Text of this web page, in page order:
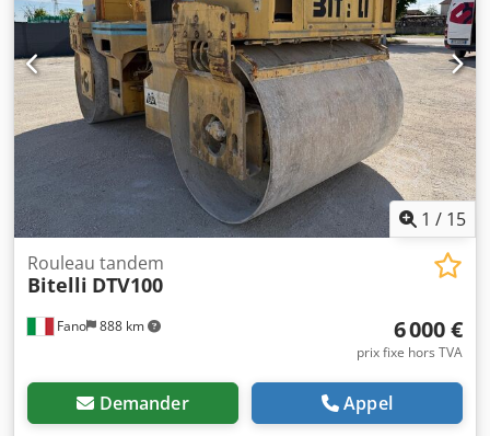
SERMAC, PUTZMEISTER ; OU MACHINES DE TERRASSEMENT
CATERPILLAR, FIAT HITACHI, KOMATSU
1 / 15
Fano 888 km
Rouleau tandem
Bitelli DTV100
6 000 €
prix fixe hors TVA
Demander Appel